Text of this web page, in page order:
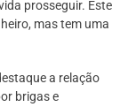
prosseguir. Este
mas tem uma
a relação
brigas e